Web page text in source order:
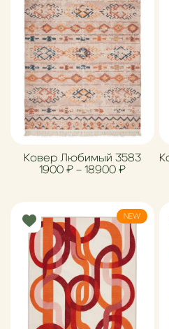
Ковер Любимый 3583
1900 ₽ – 18900 ₽
NEW